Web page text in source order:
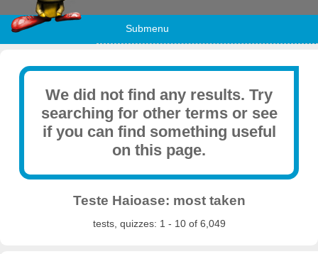
Submenu
We did not find any results. Try
searching for other terms or see
if you can find something useful
on this page.
Teste Haioase: most taken
tests, quizzes: 1 - 10 of 6,049